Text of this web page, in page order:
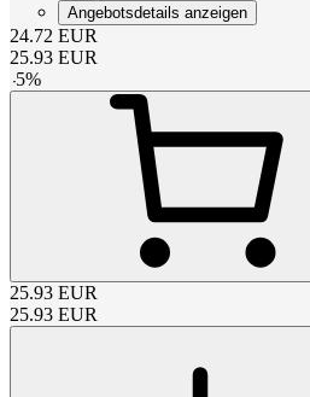
Angebotsdetails anzeigen
24.72 EUR
25.93 EUR
-5%
25.93 EUR
25.93 EUR